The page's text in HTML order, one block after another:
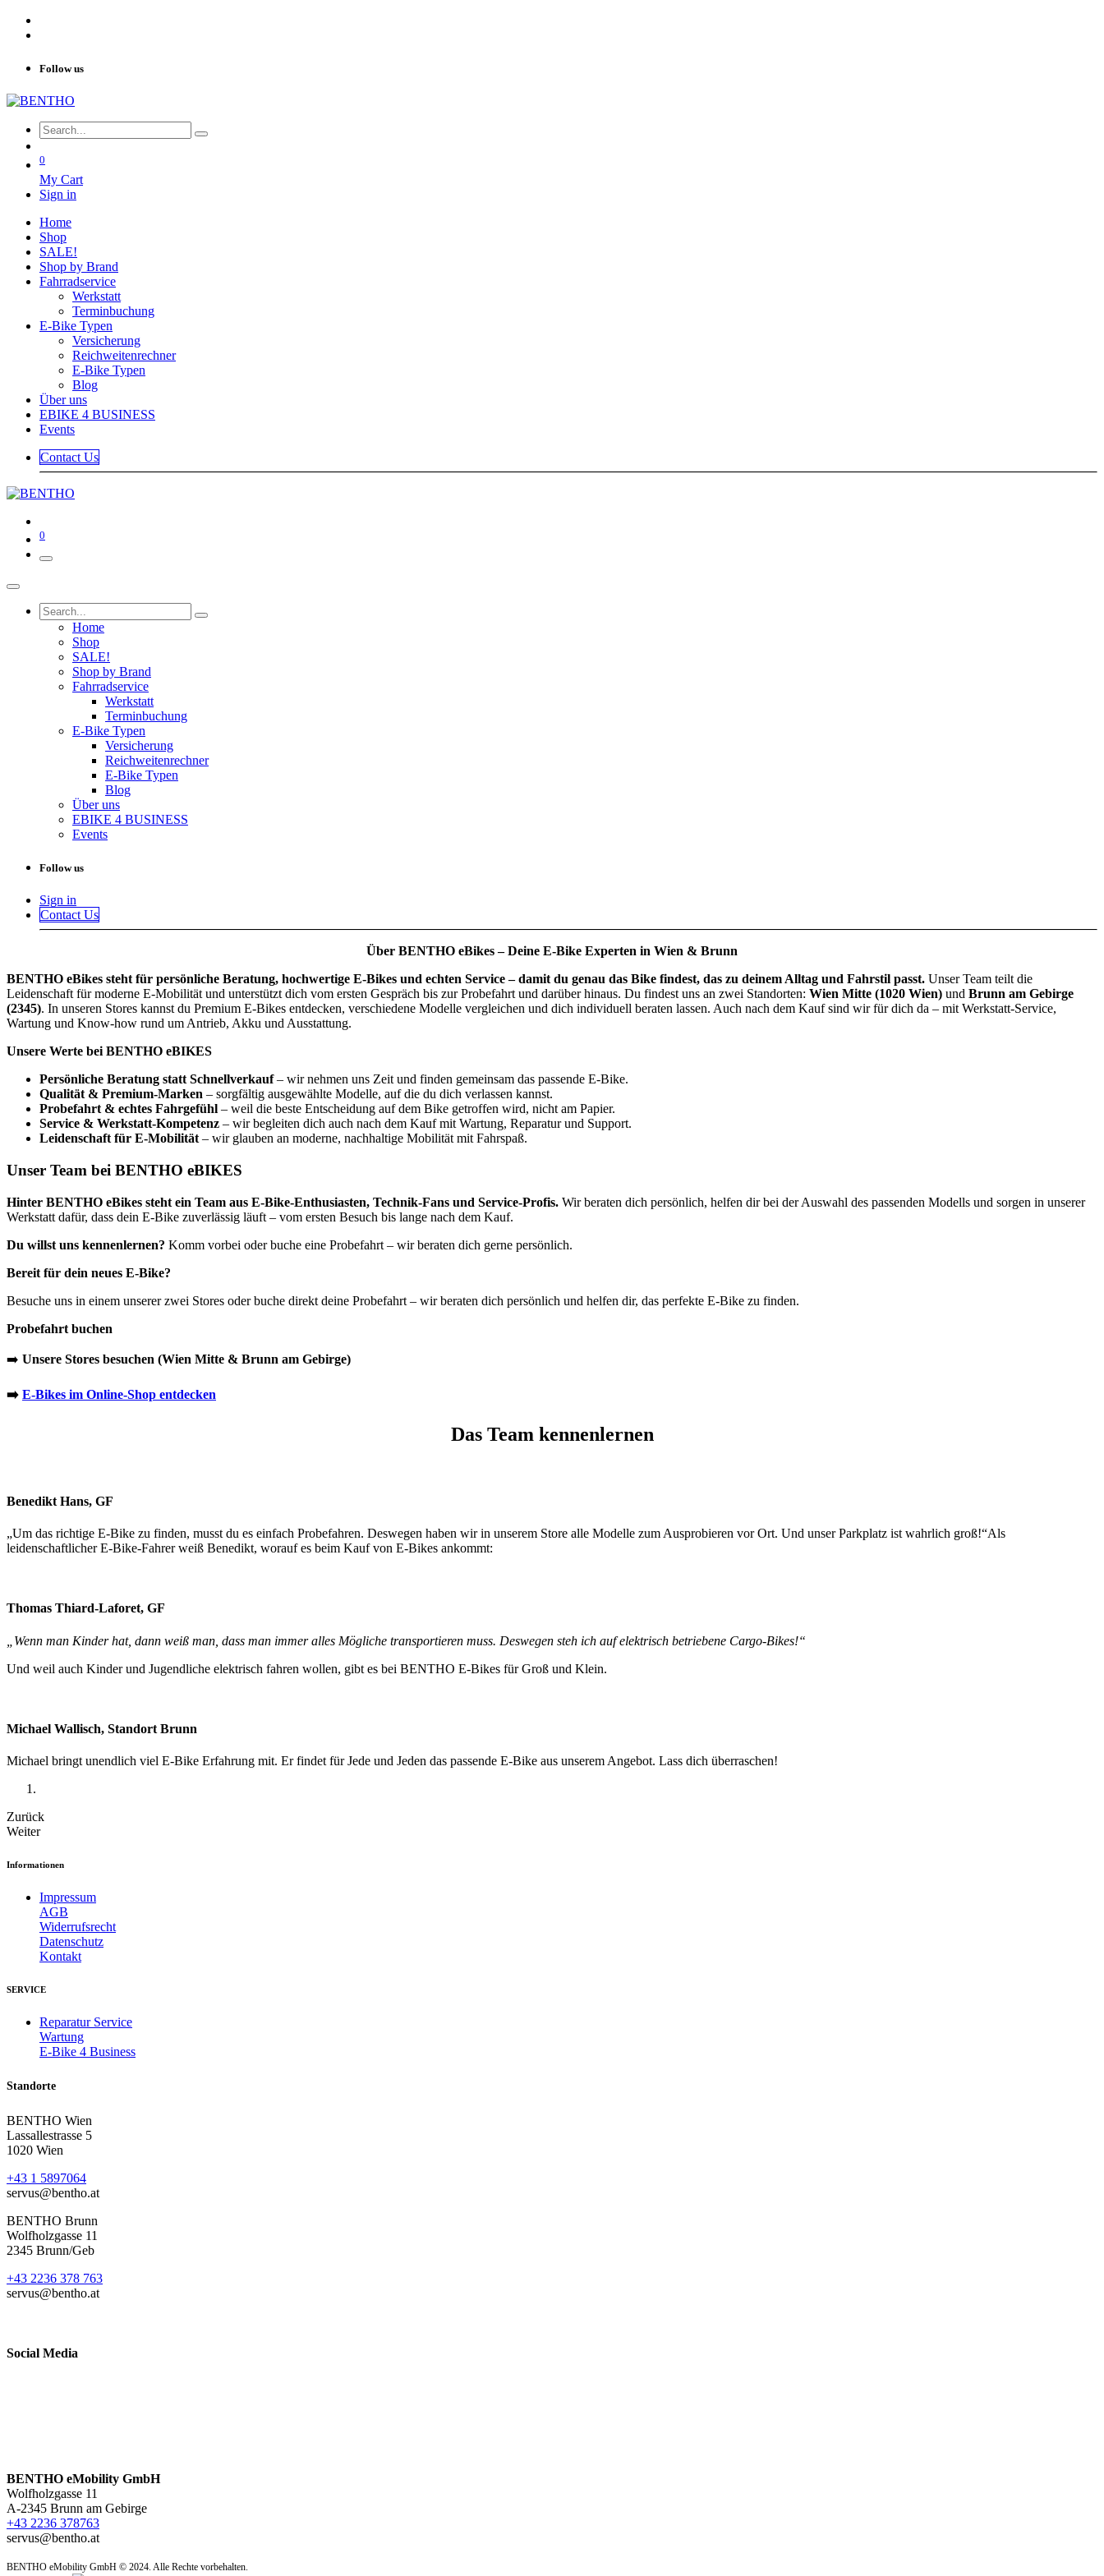
Follow us
0
My Cart
Sign in
Home
Shop
SALE!
Shop by Brand
Fahrradservice
Werkstatt
Terminbuchung
E-Bike Typen
Versicherung
Reichweitenrechner
E-Bike Typen
Blog
Über uns
EBIKE 4 BUSINESS
Events
Contact Us
0
Home
Shop
SALE!
Shop by Brand
Fahrradservice
Werkstatt
Terminbuchung
E-Bike Typen
Versicherung
Reichweitenrechner
E-Bike Typen
Blog
Über uns
EBIKE 4 BUSINESS
Events
Follow us
Sign in
Contact Us
Über BENTHO eBikes – Deine E-Bike Experten in Wien & Brunn
BENTHO eBikes steht für persönliche Beratung, hochwertige E-Bikes und echten Service – damit du genau das Bike findest, das zu deinem Alltag und Fahrstil passt. Unser Team teilt die
Leidenschaft für moderne E-Mobilität und unterstützt dich vom ersten Gespräch bis zur Probefahrt und darüber hinaus. Du findest uns an zwei Standorten: Wien Mitte (1020 Wien) und Brunn am Gebirge
(2345). In unseren Stores kannst du Premium E-Bikes entdecken, verschiedene Modelle vergleichen und dich individuell beraten lassen. Auch nach dem Kauf sind wir für dich da – mit Werkstatt-Service,
Wartung und Know-how rund um Antrieb, Akku und Ausstattung.
Unsere Werte bei BENTHO eBIKES
Persönliche Beratung statt Schnellverkauf– wir nehmen uns Zeit und finden gemeinsam das passende E-Bike.
Qualität & Premium-Marken – sorgfältig ausgewählte Modelle, auf die du dich verlassen kannst.
Probefahrt & echtes Fahrgefühl – weil die beste Entscheidung auf dem Bike getroffen wird, nicht am Papier.
Service & Werkstatt-Kompetenz – wir begleiten dich auch nach dem Kauf mit Wartung, Reparatur und Support.
Leidenschaft für E-Mobilität – wir glauben an moderne, nachhaltige Mobilität mit Fahrspaß.
Unser Team bei BENTHO eBIKES
Hinter BENTHO eBikes steht ein Team aus E-Bike-Enthusiasten, Technik-Fans und Service-Profis. Wir beraten dich persönlich, helfen dir bei der Auswahl des passenden Modells und sorgen in unserer
Werkstatt dafür, dass dein E-Bike zuverlässig läuft – vom ersten Besuch bis lange nach dem Kauf.
Du willst uns kennenlernen? Komm vorbei oder buche eine Probefahrt – wir beraten dich gerne persönlich.
Bereit für dein neues E-Bike?
Besuche uns in einem unserer zwei Stores oder buche direkt deine Probefahrt – wir beraten dich persönlich und helfen dir, das perfekte E-Bike zu finden.
Probefahrt buchen
➡️ Unsere Stores besuchen (Wien Mitte & Brunn am Gebirge)
➡️ E-Bikes im Online-Shop entdecken
Das Team kennenlernen
Benedikt Hans, GF
„Um das richtige E-Bike zu finden, musst du es einfach Probefahren. Deswegen haben wir in unserem Store alle Modelle zum Ausprobieren vor Ort. Und unser Parkplatz ist wahrlich groß!“Als
leidenschaftlicher E-Bike-Fahrer weiß Benedikt, worauf es beim Kauf von E-Bikes ankommt:
Thomas Thiard-Laforet, GF
„Wenn man Kinder hat, dann weiß man, dass man immer alles Mögliche transportieren muss. Deswegen steh ich auf elektrisch betriebene Cargo-Bikes!“
Und weil auch Kinder und Jugendliche elektrisch fahren wollen, gibt es bei BENTHO E-Bikes für Groß und Klein.
Michael Wallisch, Standort Brunn
Michael bringt unendlich viel E-Bike Erfahrung mit. Er findet für Jede und Jeden das passende E-Bike aus unserem Angebot. Lass dich überraschen!
Zurück
Weiter
Informationen
Impressum
AGB
Widerrufsrecht
Datenschutz
Kontakt
SERVICE
Reparatur Service
Wartung
E-Bike 4 Business
Standorte
BENTHO Wien
Lassallestrasse 5
1020 Wien
+43 1 5897064
servus@bentho.at
BENTHO Brunn
Wolfholzgasse 11
2345 Brunn/Geb
+43 2236 378 763
servus@bentho.at
Social Media
BENTHO eMobility GmbH
Wolfholzgasse 11
A-2345 Brunn am Gebirge
+43 2236 378763
servus@bentho.at
BENTHO eMobility GmbH © 2024. Alle Rechte vorbehalten.